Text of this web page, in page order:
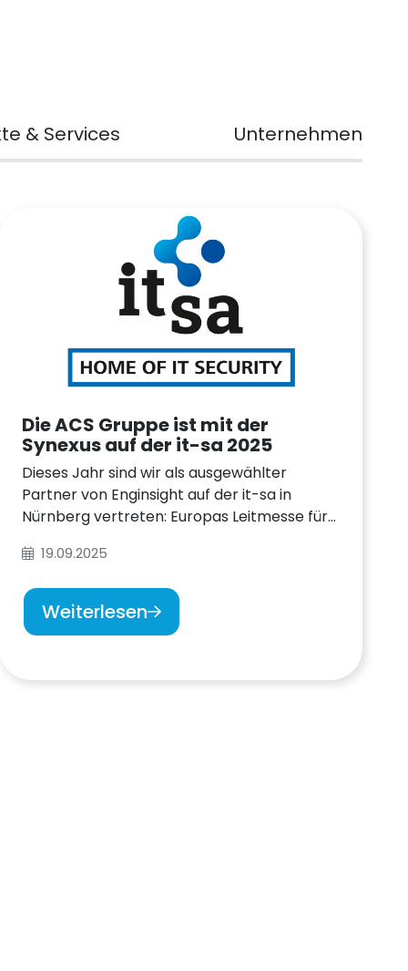
& Services Unternehmen
Die ACS Gruppe ist mit der
Synexus auf der it-sa 2025
Dieses Jahr sind wir als ausgewählter
Partner von Enginsight auf der it-sa in
Nürnberg vertreten: Europas Leitmesse für
19.09.2025
Weiterlesen